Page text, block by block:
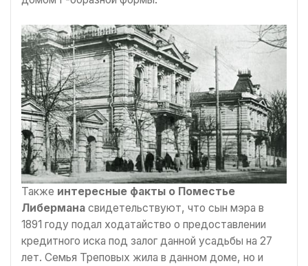
Также интересные факты о Поместье
Либермана свидетельствуют, что сын мэра в
1891 году подал ходатайство о предоставлении
кредитного иска под залог данной усадьбы на 27
лет. Семья Треповых жила в данном доме, но и